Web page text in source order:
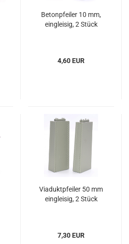
Betonpfeiler 10 mm,
eingleisig, 2 Stück
4,60 EUR
Viaduktpfeiler 50 mm
eingleisig, 2 Stück
7,30 EUR